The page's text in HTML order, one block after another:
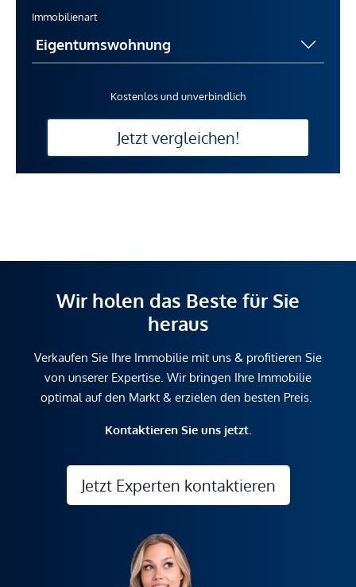
Immobilienart
Kostenlos und unverbindlich
Jetzt vergleichen!
Wir holen das Beste für Sie
heraus
Verkaufen Sie Ihre Immobilie mit uns & profitieren Sie
von unserer Expertise. Wir bringen Ihre Immobilie
optimal auf den Markt & erzielen den besten Preis.
Kontaktieren Sie uns jetzt.
Jetzt Experten kontaktieren